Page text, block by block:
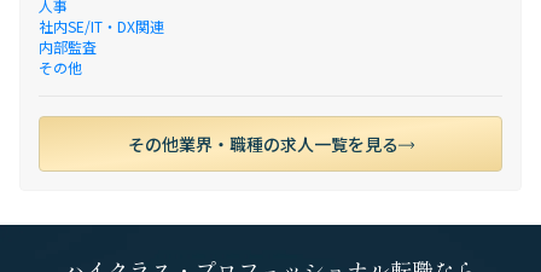
人事
社内SE/IT・DX関連
内部監査
その他
その他業界・職種の求人一覧を見る